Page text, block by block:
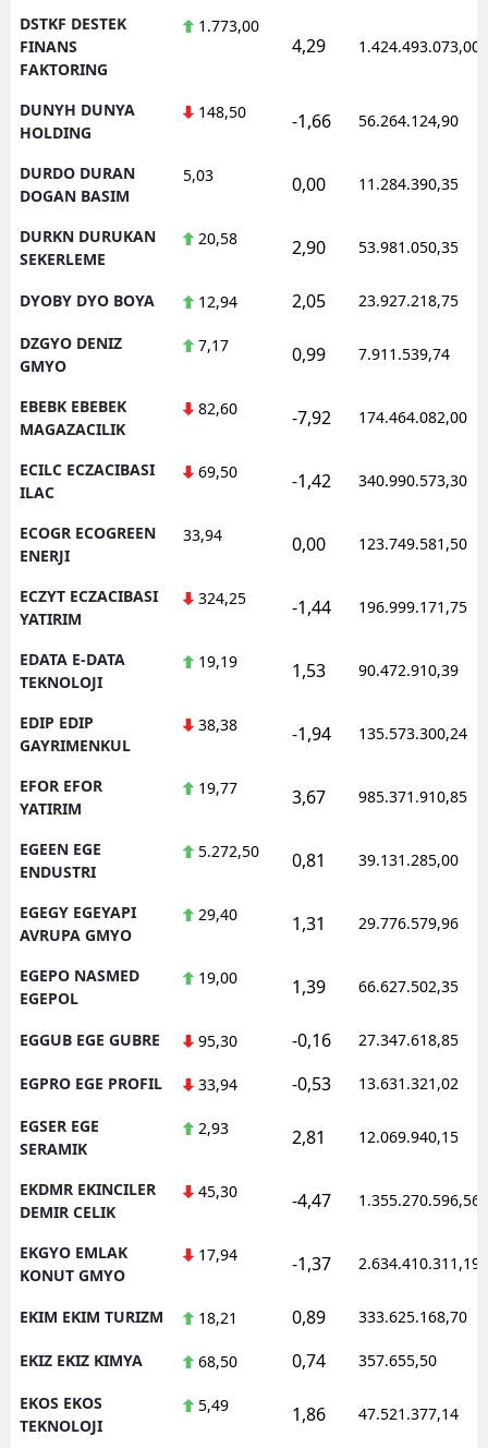
DSTKF DESTEK
FINANS
FAKTORING
1.773,00
4,29 1.424.493.073,00
DUNYH DUNYA
HOLDING
148,50 -1,66 56.264.124,90
DURDO DURAN
DOGAN BASIM
5,03 0,00 11.284.390,35
DURKN DURUKAN
SEKERLEME
20,58 2,90 53.981.050,35
DYOBY DYO BOYA 12,94 2,05 23.927.218,75
DZGYO DENIZ
GMYO
7,17 0,99 7.911.539,74
EBEBK EBEBEK
MAGAZACILIK
82,60 -7,92 174.464.082,00
ECILC ECZACIBASI
ILAC
69,50 -1,42 340.990.573,30
ECOGR ECOGREEN
ENERJI
33,94 0,00 123.749.581,50
ECZYT ECZACIBASI
YATIRIM
324,25 -1,44 196.999.171,75
EDATA E-DATA
TEKNOLOJI
19,19 1,53 90.472.910,39
EDIP EDIP
GAYRIMENKUL
38,38 -1,94 135.573.300,24
EFOR EFOR
YATIRIM
19,77 3,67 985.371.910,85
EGEEN EGE
ENDUSTRI
5.272,50 0,81 39.131.285,00
EGEGY EGEYAPI
AVRUPA GMYO
29,40 1,31 29.776.579,96
EGEPO NASMED
EGEPOL
19,00 1,39 66.627.502,35
EGGUB EGE GUBRE 95,30 -0,16 27.347.618,85
EGPRO EGE PROFIL 33,94 -0,53 13.631.321,02
EGSER EGE
SERAMIK
2,93 2,81 12.069.940,15
EKDMR EKINCILER
DEMIR CELIK
45,30 -4,47 1.355.270.596,56
EKGYO EMLAK
KONUT GMYO
17,94 -1,37 2.634.410.311,19
EKIM EKIM TURIZM 18,21 0,89 333.625.168,70
EKIZ EKIZ KIMYA 68,50 0,74 357.655,50
EKOS EKOS
TEKNOLOJI
5,49 1,86 47.521.377,14